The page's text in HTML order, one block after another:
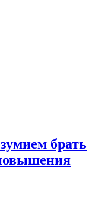
брать